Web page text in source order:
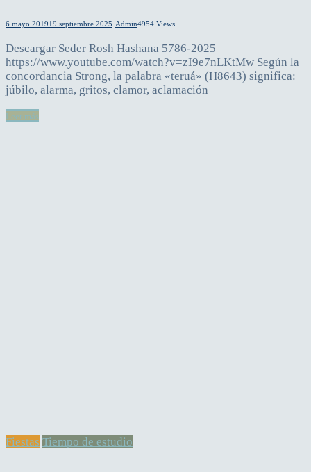
6 mayo 201919 septiembre 2025 Admin4954 Views
Descargar Seder Rosh Hashana 5786-2025
https://www.youtube.com/watch?v=zI9e7nLKtMw Según la
concordancia Strong, la palabra «teruá» (H8643) significa:
júbilo, alarma, gritos, clamor, aclamación
Leer más
Fiestas Tiempo de estudio